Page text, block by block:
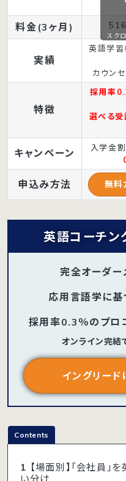
料金(3ヶ月)
実績
英語学習
カウン
特徴
採用率
選べる受
キャンペーン 入学金
申込み方法 無料
スク
英語コーチン
完全オーダー
応用言語学に基
採用率0.3％のプロ
オンライン完結
イングリード
Contents
1 【場面別】「会社員